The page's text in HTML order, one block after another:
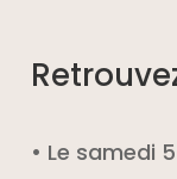
• Le samedi